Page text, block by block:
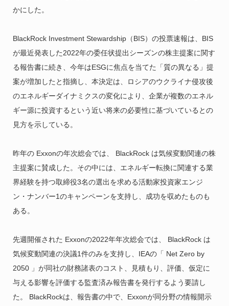
かにした。
BlackRock Investment Stewardship（BIS）の投票速報は、BIS
が最近発表した2022年の委任状提出シーズンの株主提案に関す
る報告書に続き、今年はESGに焦点を当てた「質の異なる」提
案が増加したと指摘し、本決定は、ロシアのウクライナ侵攻後
のエネルギーダイナミクスの変化により、企業が複数のエネル
ギー源に投資するという近い将来の必要性に基づいているとの
見方を示している。
昨年の Exxonの年次総会では、 BlackRock は気候変動関連の株
主提案に賛成した。その中には、エネルギー転換に関連する業
界経験を持つ取締役3名の選出を求める活動家投資家エンジ
ン・ナンバー1のキャンペーンを支持し、成功を収めたものも
ある。
先週開催された Exxonの2022年年次総会では、 BlackRock は
気候変動関連の決議1件のみを支持し、IEAの「 Net Zero by
2050 」が同社の財務諸表のコスト、見積もり、評価、仮定に
与える影響を評価する監査済み報告書を発行するよう要請し
た。 BlackRockは、報告書の中で、Exxonが同分野の情報開示